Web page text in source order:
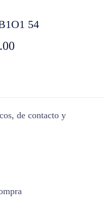
54
de contacto y